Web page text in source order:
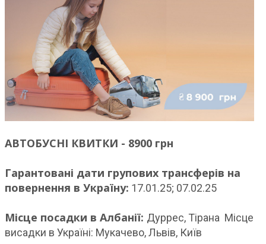
АВТОБУСНІ КВИТКИ - 8900 грн
Гарантовані дати групових трансферів на
повернення в Україну: 17.01.25; 07.02.25
Місце посадки в Албанії: Дуррес, Тірана Місце
висадки в Україні: Мукачево, Львів, Київ